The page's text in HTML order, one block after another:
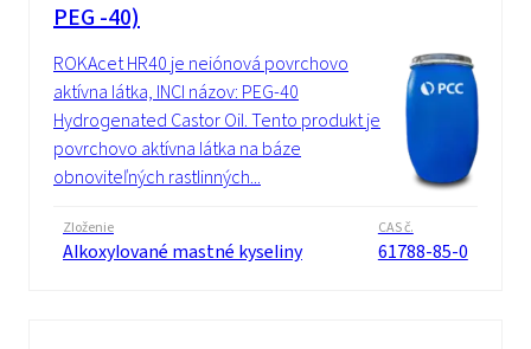
PEG -40)
ROKAcet HR40 je neiónová povrchovo
aktívna látka, INCI názov: PEG-40
Hydrogenated Castor Oil. Tento produkt je
povrchovo aktívna látka na báze
obnoviteľných rastlinných...
Zloženie
Alkoxylované mastné kyseliny
CAS č.
61788-85-0